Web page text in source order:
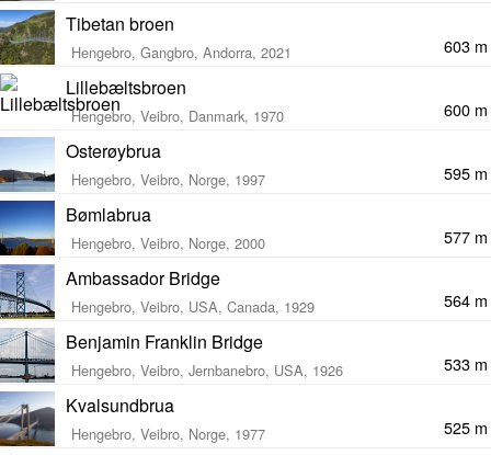
Tibetan broen
Hengebro, Gangbro, Andorra, 2021 603 m
Lillebæltsbroen
Hengebro, Veibro, Danmark, 1970 600 m
Osterøybrua
Hengebro, Veibro, Norge, 1997 595 m
Bømlabrua
Hengebro, Veibro, Norge, 2000 577 m
Ambassador Bridge
Hengebro, Veibro, USA, Canada, 1929 564 m
Benjamin Franklin Bridge
Hengebro, Veibro, Jernbanebro, USA, 1926 533 m
Kvalsundbrua
Hengebro, Veibro, Norge, 1977 525 m